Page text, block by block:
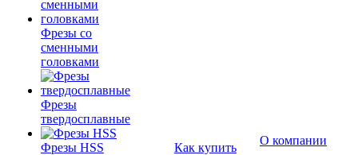
Фрезы со
сменными
головками
Фрезы
твердосплавные
Фрезы HSS
Как купить
О компании